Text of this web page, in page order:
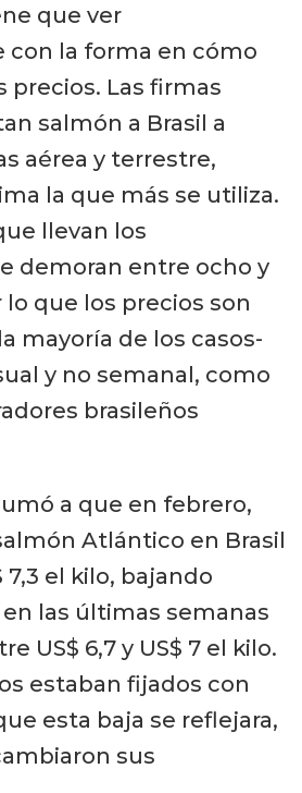
que ver
la forma en cómo
precios. Las firmas
salmón a Brasil a
aérea y terrestre,
la que más se utiliza.
llevan los
demoran entre ocho y
lo que los precios son
mayoría de los casos-
y no semanal, como
brasileños
a que en febrero,
Atlántico en Brasil
7,3 el kilo, bajando
las últimas semanas
US$ 6,7 y US$ 7 el kilo.
estaban fijados con
esta baja se reflejara,
sus